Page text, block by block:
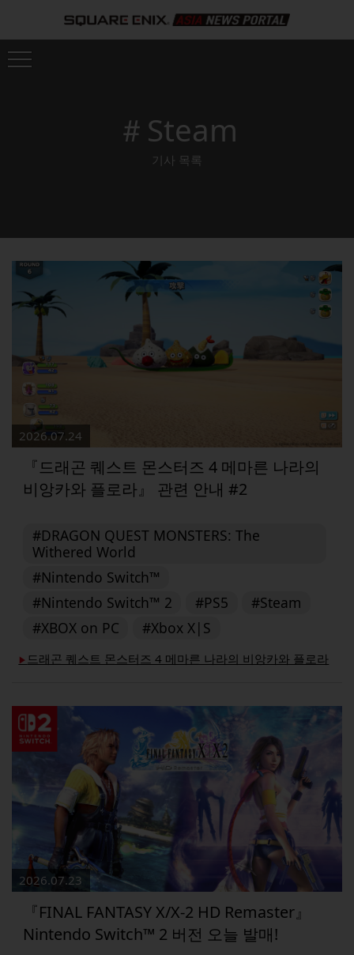
＃Steam
기사 목록
2026.07.24
『드래곤 퀘스트 몬스터즈 4 메마른 나라의
비앙카와 플로라』 관련 안내 #2
#DRAGON QUEST MONSTERS: The
Withered World
#Nintendo Switch™
#Nintendo Switch™ 2
#PS5
#Steam
#XBOX on PC
#Xbox X|S
▶︎ 드래곤 퀘스트 몬스터즈 4 메마른 나라의 비앙카와 플로라
2026.07.23
『FINAL FANTASY X/X-2 HD Remaster』
Nintendo Switch™ 2 버전 오늘 발매!